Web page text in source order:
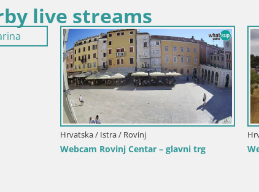
live streams
Hrvatska / Istra / Bale
Bale Trg La Musa web kamera – Istra